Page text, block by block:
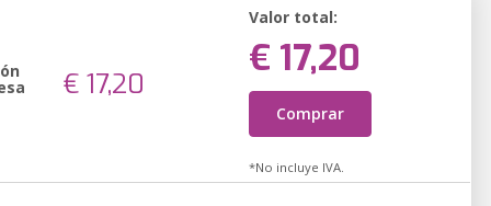
€ 17,20
Valor total:
€ 17,20
Comprar
*No incluye IVA.